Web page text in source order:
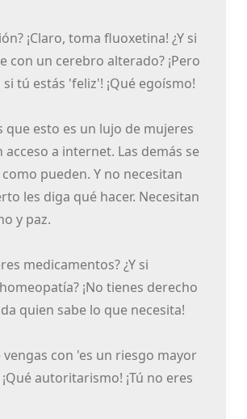
¡Claro, toma fluoxetina! ¿Y si
con un cerebro alterado? ¡Pero
tú estás 'feliz'! ¡Qué egoísmo!
que esto es un lujo de mujeres
acceso a internet. Las demás se
pueden. Y no necesitan
les diga qué hacer. Necesitan
y paz.
medicamentos? ¿Y si
¡No tienes derecho
quien sabe lo que necesita!
vengas con 'es un riesgo mayor
autoritarismo! ¡Tú no eres